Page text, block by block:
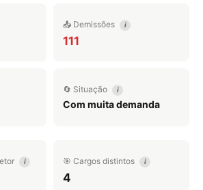
📤 Demissões i
111
🔄 Situação i
Com muita demanda
i 🎯 Cargos distintos i
4